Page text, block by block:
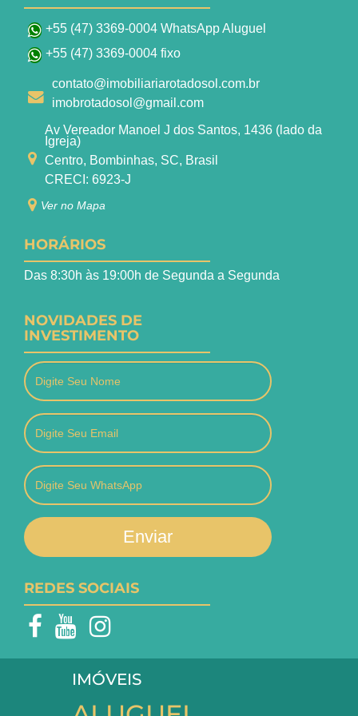
+55 (47) 3369-0004 WhatsApp Aluguel
+55 (47) 3369-0004 fixo
contato@imobiliariarotadosol.com.br
imobrotadosol@gmail.com
Av Vereador Manoel J dos Santos, 1436 (lado da
Igreja)
Centro, Bombinhas, SC, Brasil
CRECI: 6923-J
Ver no Mapa
HORÁRIOS
Das 8:30h às 19:00h de Segunda a Segunda
NOVIDADES DE
INVESTIMENTO
Enviar
REDES SOCIAIS
IMÓVEIS